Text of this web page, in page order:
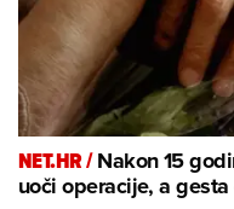
NET.HR /Nakon 15
uoči operacije, a